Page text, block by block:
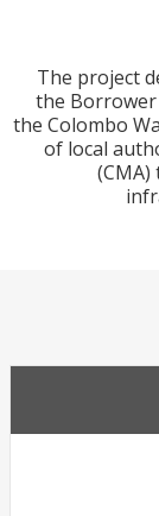
The
the
the
of